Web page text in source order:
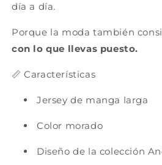
día a día.
Porque la moda también
con lo que llevas puesto.
📏 Características
Jersey de manga larga
Color morado
Diseño de la colección